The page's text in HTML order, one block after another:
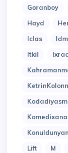
Goranboy
Hayd
Iclas
Itkil
Ixrac
Komedixana
Lift
M